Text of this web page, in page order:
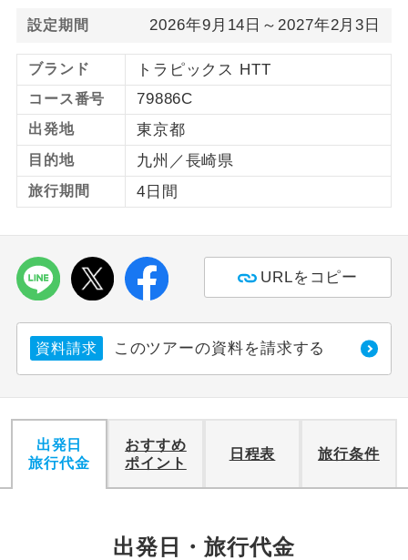
設定期間 2026年9月14日～2027年2月3日
ブランド トラピックス HTT
コース番号 79886C
出発地 東京都
目的地 九州／長崎県
旅行期間 4日間
URLをコピー
資料請求 このツアーの資料を請求する
出発日
旅行代金
おすすめ
ポイント
日程表 旅行条件
出発日・旅行代金
金
コースです。
ご夫婦限定
ご夫婦限定でご参加いただけるコースで
す。
女性限定
女性限定でご参加いただけるコースで
す。
です。
航空会社指定
利用航空会社が指定なので、ご出発の計
画にとても便利です。
ホテル指定
す。